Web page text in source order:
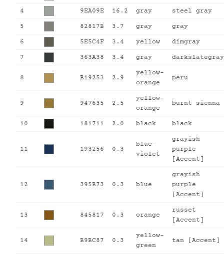
4 9EA09E 16.2 gray steel gray
5 82817B 3.7 gray gray
6 5E5C4F 3.4 yellow dimgray
7 363A38 3.4 gray darkslategray
8 B19253 2.9
yellow-
orange
peru
9 947635 2.5
yellow-
orange
burnt sienna
10 181711 2.0 black black
11 193256 0.3
blue-
violet
grayish
purple
[Accent]
12 395B73 0.3 blue
grayish
purple
[Accent]
13 845817 0.3 orange
russet
[Accent]
14 B9BC87 0.3
yellow-
green
tan [Accent]